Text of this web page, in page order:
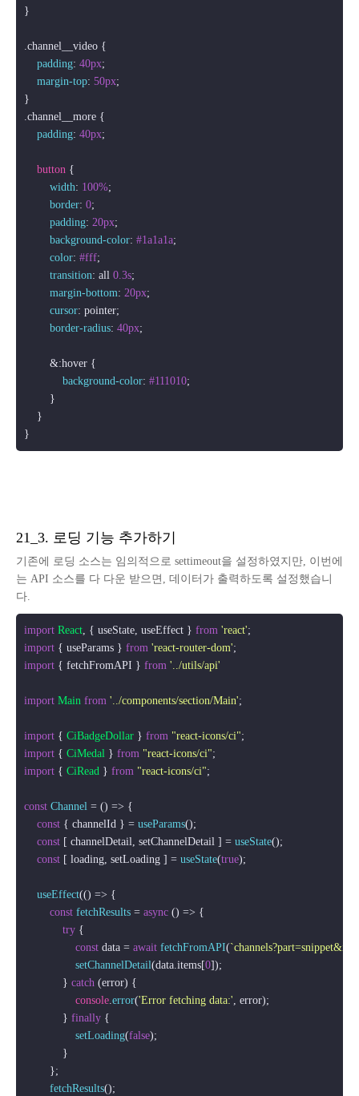
}
.channel__video {
padding: 40px;
margin-top: 50px;
.channel__more {
padding: 40px;
button {
width: 100%;
border: 0;
padding: 20px;
background-color: #1a1a1a;
color: #fff;
transition: all 0.3s;
margin-bottom: 20px;
cursor: pointer;
border-radius: 40px;
        &
:hover {
background-color: #111010;
        }
    }
}
21_3. 로딩 기능 추가하기
기존에 로딩 소스는 임의적으로 settimeout을 설정하였지만, 이번에
는 API 소스를 다 다운 받으면, 데이터가 출력하도록 설정했습니
다.
import React, { useState, useEffect } from 'react'
import { useParams } from 'react-router-dom'
import { fetchFromAPI } from '../utils/api'
import Main from '../components/section/Main';
import { CiBadgeDollar } from "react-icons/ci"
import { CiMedal } from "react-icons/ci"
import { CiRead } from "react-icons/ci";
const Channel = () => {
const { channelId } = useParams();
const [ channelDetail, setChannelDetail ] = useState();
const [ loading, setLoading ] = useState(true);
useEffect(() => {
const fetchResults = async () => {
try {
const data = await fetchFromAPI(`channels?part=snippet&id=
setChannelDetail(data.items[0]);
            }
catch (error) {
console.error('Error fetching data:', error);
            }
finally {
setLoading(false);
            }
        };
fetchResults();